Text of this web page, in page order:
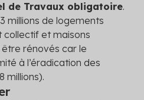
de Travaux obligatoire.
millions de logements
collectif et maisons
rénovés car le
à l’éradication des
millions).